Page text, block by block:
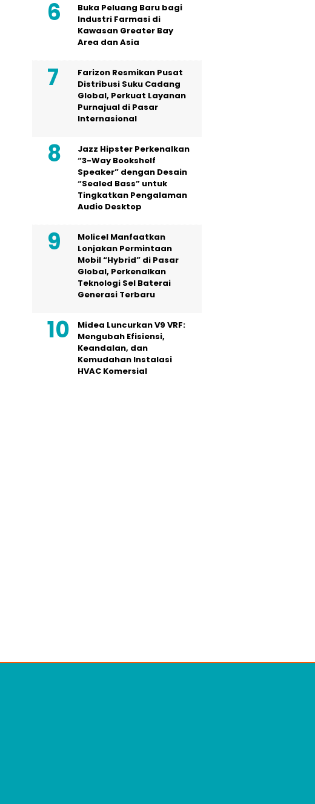
Buka Peluang Baru bagi
Industri Farmasi di
Kawasan Greater Bay
Area dan Asia
Farizon Resmikan Pusat
Distribusi Suku Cadang
Global, Perkuat Layanan
Purnajual di Pasar
Internasional
Jazz Hipster Perkenalkan
“3-Way Bookshelf
Speaker” dengan Desain
“Sealed Bass” untuk
Tingkatkan Pengalaman
Audio Desktop
Molicel Manfaatkan
Lonjakan Permintaan
Mobil “Hybrid” di Pasar
Global, Perkenalkan
Teknologi Sel Baterai
Generasi Terbaru
Midea Luncurkan V9 VRF:
Mengubah Efisiensi,
Keandalan, dan
Kemudahan Instalasi
HVAC Komersial